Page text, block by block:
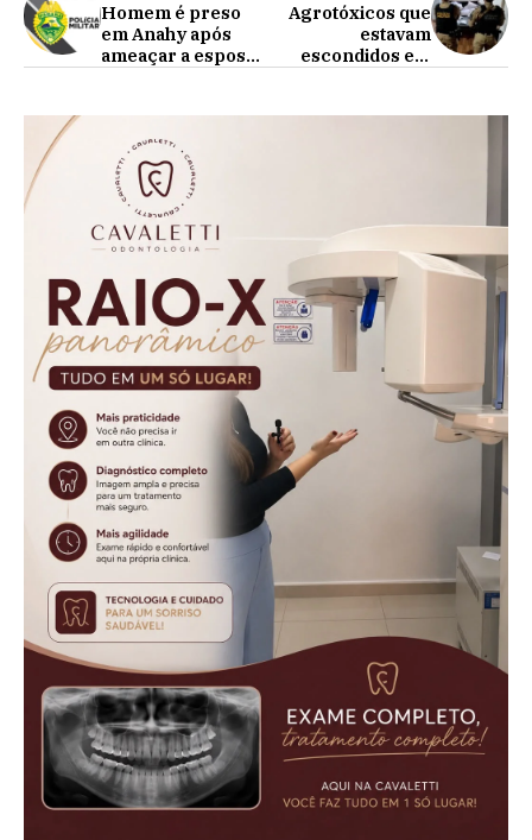
Homem é preso
em Anahy após
ameaçar a esposa
Agrotóxicos que
estavam
escondidos em
apreendidos